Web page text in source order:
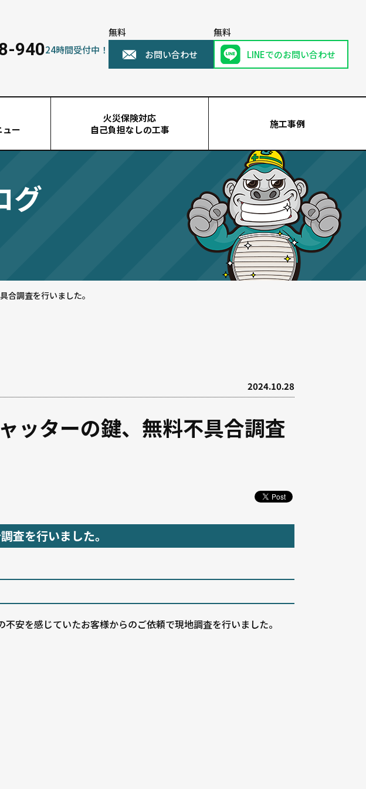
94024時間受付中！
無料
お問い合わせ
無料
LINEでのお問い合わせ
ュー
火災保険対応
自己負担なしの工事
施工事例
グ
合調査を行いました。
2024.10.28
ッターの鍵、無料不具合調査
査を行いました。
安を感じていたお客様からのご依頼で現地調査を行いました。